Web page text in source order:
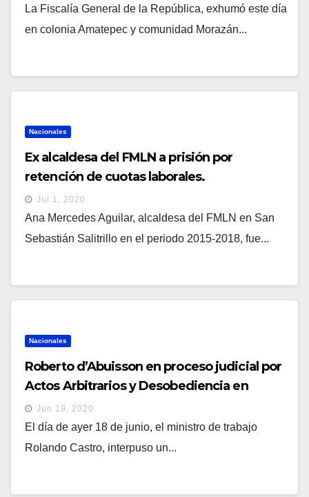
La Fiscalía General de la República, exhumó este día
en colonia Amatepec y comunidad Morazán...
Nacionales
Ex alcaldesa del FMLN a prisión por
retención de cuotas laborales.
Jul 1, 2020
Ana Mercedes Aguilar, alcaldesa del FMLN en San
Sebastián Salitrillo en el periodo 2015-2018, fue...
Nacionales
Roberto d’Abuisson en proceso judicial por
Actos Arbitrarios y Desobediencia en
comuna tecleña.
Jun 19, 2020
El día de ayer 18 de junio, el ministro de trabajo
Rolando Castro, interpuso un...